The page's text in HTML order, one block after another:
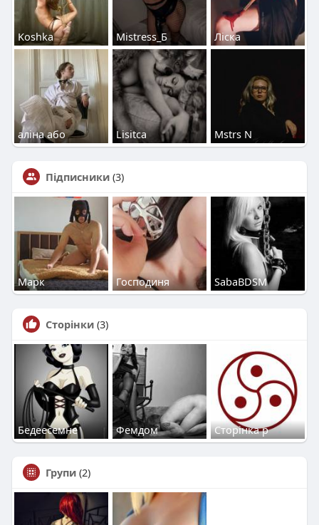
Koshka Mistress_Б Ліска
аліна або Lisitca Mstrs N
Підписники (3)
Марк Господиня SabaBDSM
Сторінки (3)
Бедеесемне Фемдом Сторінка р
Групи (2)